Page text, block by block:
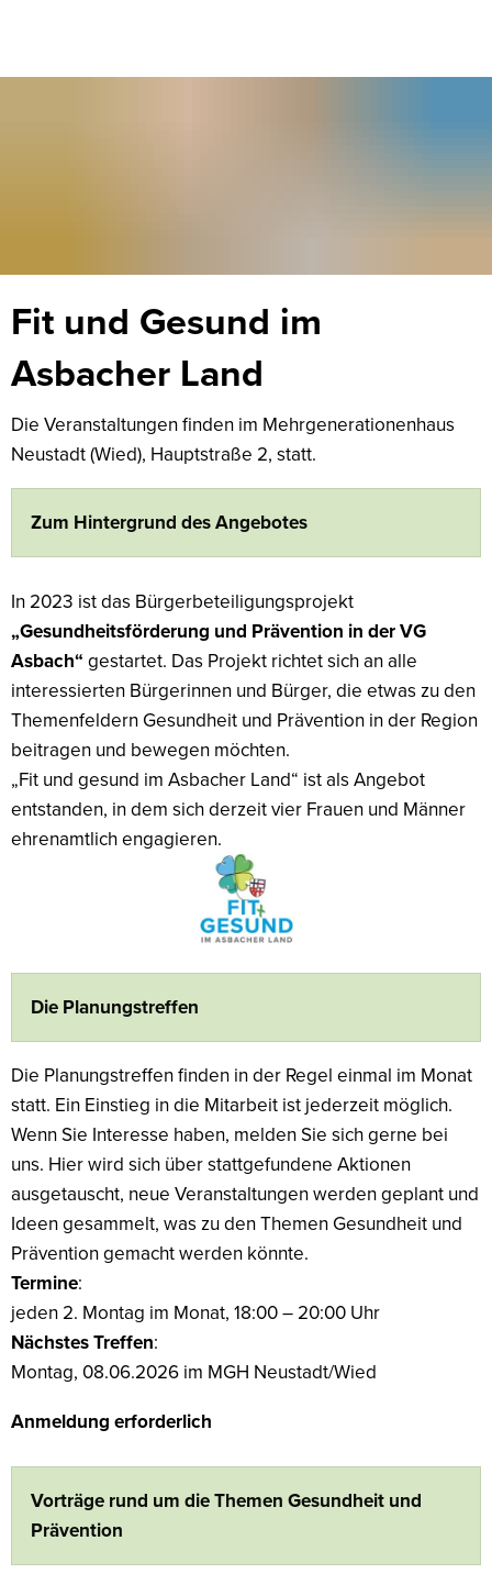
Fit
und
Gesund
im
Asbacher
Land
Fit und Gesund im
Asbacher Land
Die Veranstaltungen finden im Mehrgenerationenhaus
Neustadt (Wied), Hauptstraße 2, statt.
Zum Hintergrund des Angebotes
In 2023 ist das Bürgerbeteiligungsprojekt
„Gesundheitsförderung und Prävention in der VG
Asbach“ gestartet. Das Projekt richtet sich an alle
interessierten Bürgerinnen und Bürger, die etwas zu den
Themenfeldern Gesundheit und Prävention in der Region
beitragen und bewegen möchten.
„Fit und gesund im Asbacher Land“ ist als Angebot
entstanden, in dem sich derzeit vier Frauen und Männer
ehrenamtlich engagieren.
Die Planungstreffen
Die Planungstreffen finden in der Regel einmal im Monat
statt. Ein Einstieg in die Mitarbeit ist jederzeit möglich.
Wenn Sie Interesse haben, melden Sie sich gerne bei
uns. Hier wird sich über stattgefundene Aktionen
ausgetauscht, neue Veranstaltungen werden geplant und
Ideen gesammelt, was zu den Themen Gesundheit und
Prävention gemacht werden könnte.
Termine:
jeden 2. Montag im Monat, 18:00 – 20:00 Uhr
Nächstes Treffen:
Montag, 08.06.2026 im MGH Neustadt/Wied
Anmeldung erforderlich
Vorträge rund um die Themen Gesundheit und
Prävention